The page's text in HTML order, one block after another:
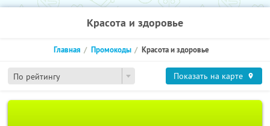
Красота и здоровье
По рейтингу
Главная Промокоды Красота и здоровье
Показать на карте